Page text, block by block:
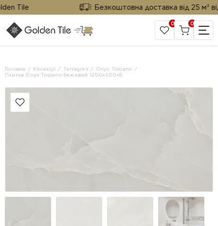
Tile Безкоштовна доставка від 25 м² від
САЙТ КОМПАНІЇ
0 0
Головна Колекції Terragres
Onyx Toscano
Плитка Onyx Toscano бежевий 1200х600х8